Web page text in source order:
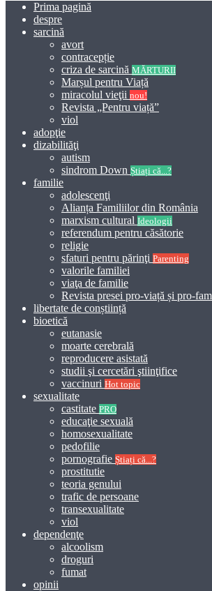
Prima pagină
despre
sarcină
avort
contracepție
criza de sarcină MĂRTURII
Marșul pentru Viață
miracolul vieţii nou!
Revista „Pentru viață”
viol
adopţie
dizabilităţi
autism
sindrom Down Știați că...?
familie
adolescenţi
Alianța Familiilor din România
marxism cultural Ideologii
referendum pentru căsătorie
religie
sfaturi pentru părinţi Parenting
valorile familiei
viaţa de familie
Revista presei pro-viață și pro-
libertate de conștiință
bioetică
eutanasie
moarte cerebrală
reproducere asistată
studii şi cercetări ştiinţifice
vaccinuri Hot topic
sexualitate
castitate PRO
educaţie sexuală
homosexualitate
pedofilie
pornografie Știați că...?
prostitutie
teoria genului
trafic de persoane
transexualitate
viol
dependenţe
alcoolism
droguri
fumat
opinii